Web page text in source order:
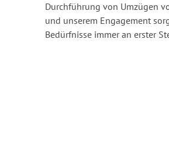
Durchführung von Umzügen
und unserem Engagement
Bedürfnisse immer an erster